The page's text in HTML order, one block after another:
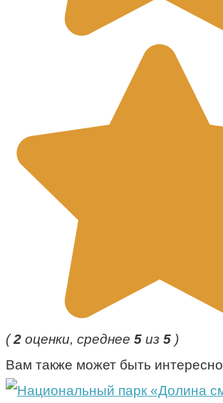
(2 оценки, среднее 5 из 5 )
Вам также может быть интересно